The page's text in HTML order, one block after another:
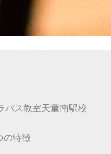
バス教室天童南駅校
の特徴